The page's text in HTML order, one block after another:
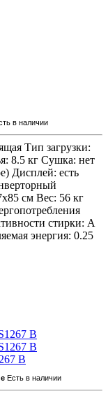
в наличии
Тип загрузки:
8.5 кг Сушка: нет
Дисплей: есть
см Вес: 56 кг
стирки: A
энергия: 0.25
B
Есть в наличии